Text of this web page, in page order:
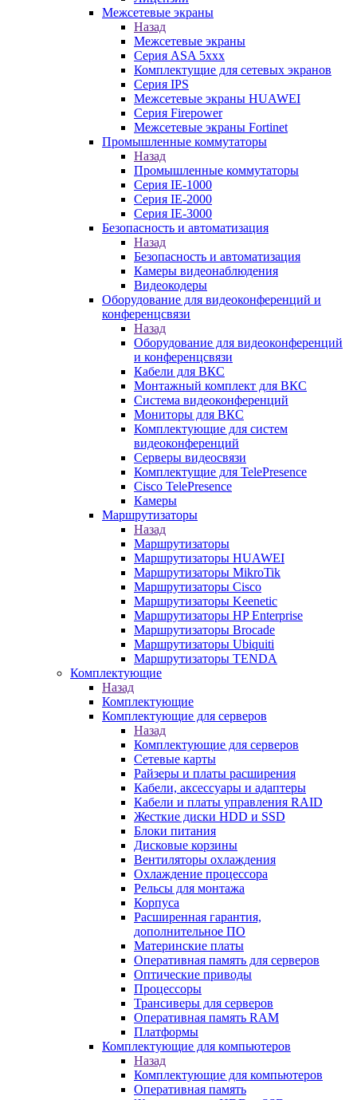
Межсетевые экраны
Назад
Межсетевые экраны
Серия ASA 5xxx
Комплектущие для сетевых экранов
Серия IPS
Межсетевые экраны HUAWEI
Серия Firepower
Межсетевые экраны Fortinet
Промышленные коммутаторы
Назад
Промышленные коммутаторы
Серия IE-1000
Серия IE-2000
Серия IE-3000
Безопасность и автоматизация
Назад
Безопасность и автоматизация
Камеры видеонаблюдения
Видеокодеры
Оборудование для видеоконференций и
конференцсвязи
Назад
Оборудование для видеоконференций
и конференцсвязи
Кабели для ВКС
Монтажный комплект для ВКС
Система видеоконференций
Мониторы для ВКС
Комплектующие для систем
видеоконференций
Серверы видеосвязи
Комплектущие для TelePresence
Cisco TelePresence
Камеры
Маршрутизаторы
Назад
Маршрутизаторы
Маршрутизаторы HUAWEI
Маршрутизаторы MikroTik
Маршрутизаторы Cisco
Маршрутизаторы Keenetic
Маршрутизаторы HP Enterprise
Маршрутизаторы Brocade
Маршрутизаторы Ubiquiti
Маршрутизаторы TENDA
Комплектующие
Назад
Комплектующие
Комплектующие для серверов
Назад
Комплектующие для серверов
Сетевые карты
Райзеры и платы расширения
Кабели, аксессуары и адаптеры
Кабели и платы управления RAID
Жесткие диски HDD и SSD
Блоки питания
Дисковые корзины
Вентиляторы охлаждения
Охлаждение процессора
Рельсы для монтажа
Корпуса
Расширенная гарантия,
дополнительное ПО
Материнские платы
Оперативная память для серверов
Оптические приводы
Процессоры
Трансиверы для серверов
Оперативная память RAM
Платформы
Комплектующие для компьютеров
Назад
Комплектующие для компьютеров
Оперативная память